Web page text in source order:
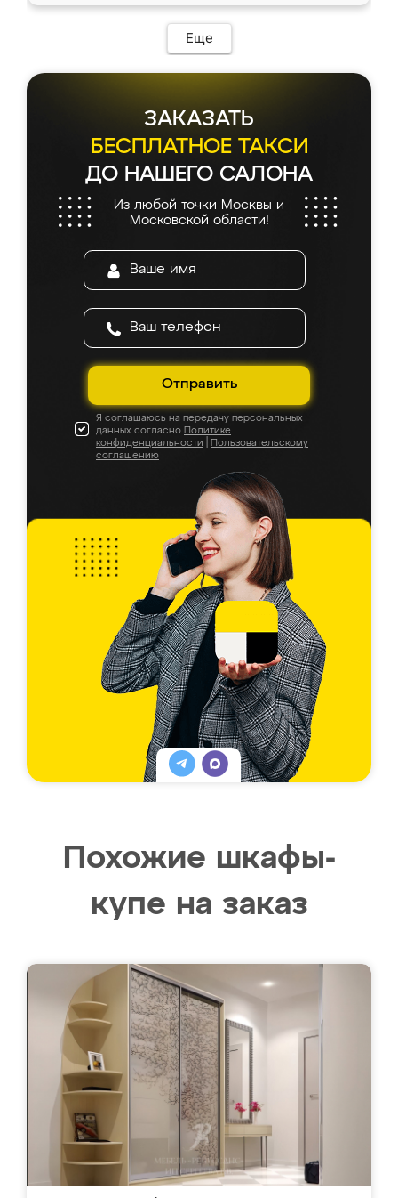
Еще
ЗАКАЗАТЬ
БЕСПЛАТНОЕ ТАКСИ
ДО НАШЕГО САЛОНА
Из любой точки Москвы и
Московской области!
Отправить
Я соглашаюсь на передачу персональных
данных согласно Политике
конфиденциальности
Пользовательскому
соглашению
Похожие шкафы-
купе на заказ